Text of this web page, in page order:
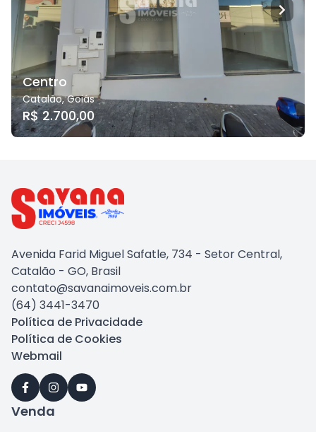
Centro
Catalão,Goiás
R$ 2.700,00
Avenida Farid Miguel Safatle, 734 - Setor Central,
Catalão - GO, Brasil
contato@savanaimoveis.com.br
(64) 3441-3470
Política de Privacidade
Política de Cookies
Webmail
Venda